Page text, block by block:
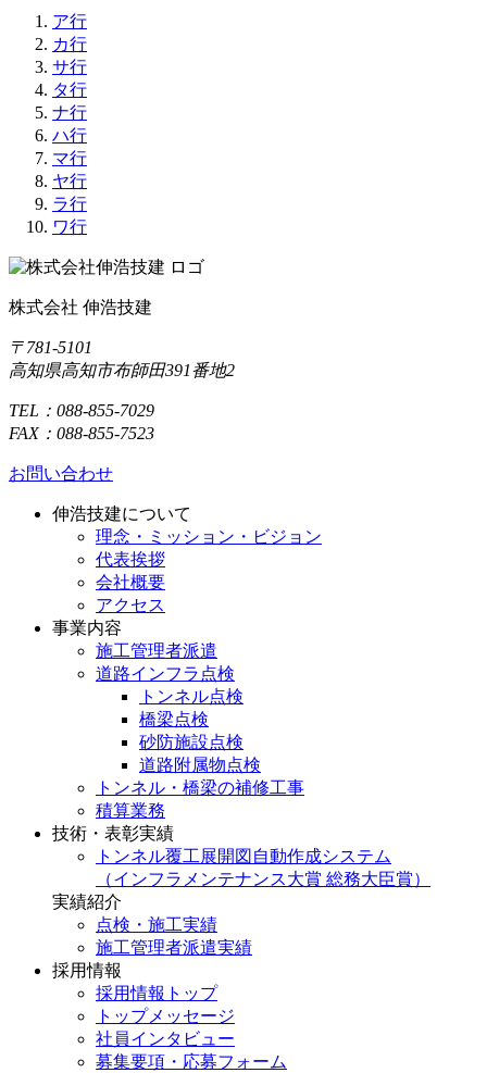
ア行
カ行
サ行
タ行
ナ行
ハ行
マ行
ヤ行
ラ行
ワ行
株式会社 伸浩技建
〒781-5101
高知県高知市布師田391番地2
TEL：088-855-7029
FAX：088-855-7523
お問い合わせ
伸浩技建について
理念・ミッション・ビジョン
代表挨拶
会社概要
アクセス
事業内容
施工管理者派遣
道路インフラ点検
トンネル点検
橋梁点検
砂防施設点検
道路附属物点検
トンネル・橋梁の補修工事
積算業務
技術・表彰実績
トンネル覆工展開図自動作成システム
（インフラメンテナンス大賞 総務大臣賞）
実績紹介
点検・施工実績
施工管理者派遣実績
採用情報
採用情報トップ
トップメッセージ
社員インタビュー
募集要項・応募フォーム